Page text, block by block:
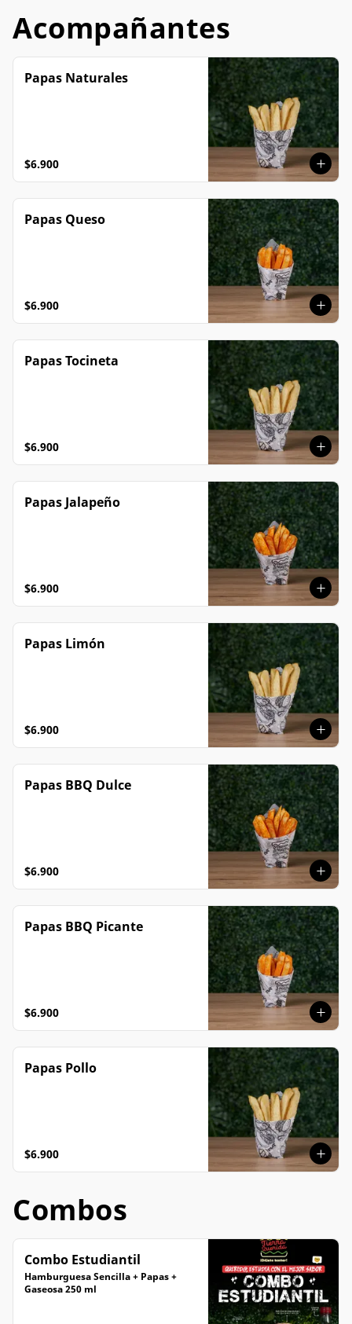
Acompañantes
Papas Naturales
$6.900
Papas Queso
$6.900
Papas Tocineta
$6.900
Papas Jalapeño
$6.900
Papas Limón
$6.900
Papas BBQ Dulce
$6.900
Papas BBQ Picante
$6.900
Papas Pollo
$6.900
Combos
Combo Estudiantil
Hamburguesa Sencilla + Papas +
Gaseosa 250 ml